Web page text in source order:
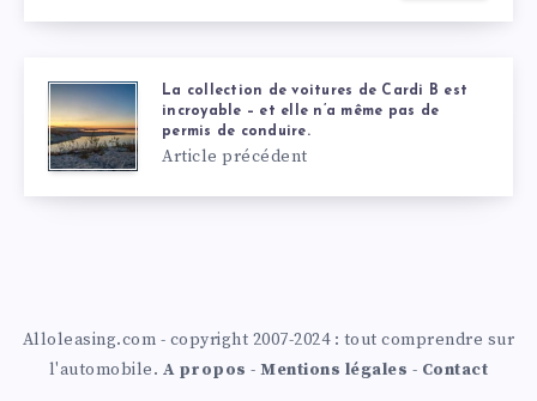
La collection de voitures de Cardi B est
incroyable – et elle n’a même pas de
permis de conduire.
Article précédent
Alloleasing.com - copyright 2007-2024 : tout comprendre sur
l'automobile. A propos -Mentions légales - Contact